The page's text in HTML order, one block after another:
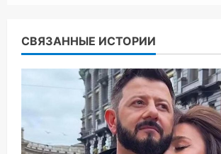
СВЯЗАННЫЕ ИСТОРИИ